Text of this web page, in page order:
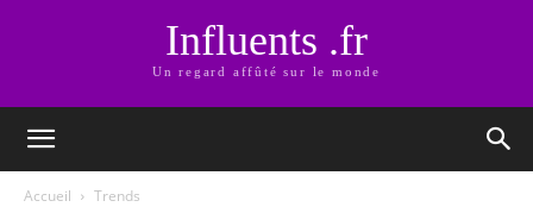
Influents .fr
Un regard affûté sur le monde
Accueil Trends